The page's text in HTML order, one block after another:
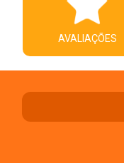
AVALIAÇÕES